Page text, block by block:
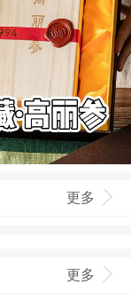
更多
更多